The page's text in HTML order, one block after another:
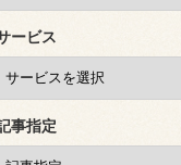
ービス
事指定